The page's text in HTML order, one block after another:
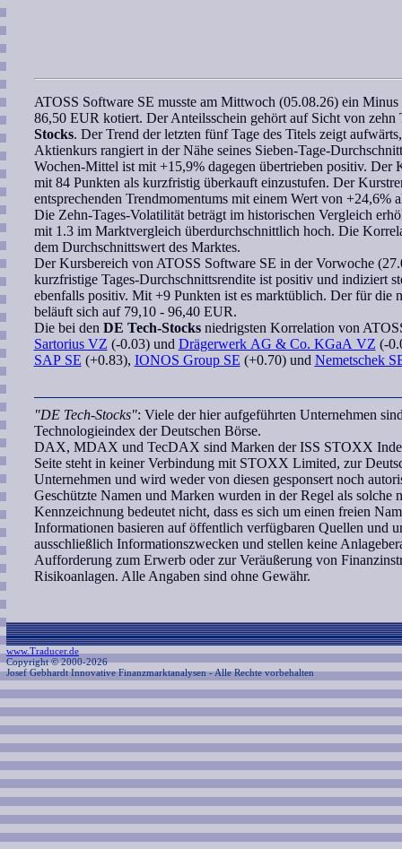
ATOSS Software SE musste am Mittwoch (05.08.26) ein
86,50 EUR kotiert. Der Anteilsschein gehört auf Sicht von
Stocks. Der Trend der letzten fünf Tage des Titels zeigt
Aktienkurs rangiert in der Nähe seines Sieben-Tage-
Wochen-Mittel ist mit +15,9% dagegen übertrieben positiv. Der
mit 84 Punkten als kurzfristig überkauft einzustufen. Der
entsprechenden Trendmomentumsmit einem Wert von +24,6%
Die Zehn-Tages-Volatilität beträgt im historischen Vergleich
mit 1.3 im Marktvergleich überdurchschnittlich hoch. Die
dem Durchschnittswert des Marktes.
Der Kursbereich von ATOSS Software SE in der Vorwoche
kurzfristige Tages-Durchschnittsrendite ist positiv und indiziert
ebenfalls positiv. Mit +9 Punkten ist es marktüblich. Der für die
beläuft sich auf 79,10 - 96,40 EUR.
Die bei den DE Tech-Stocksniedrigsten Korrelation von
Sartorius VZ (-0.03) und Drägerwerk AG & Co. KGaA VZ (-
SAP SE (+0.83), IONOS Group SE (+0.70) und Nemetschek
"DE Tech-Stocks": Viele der hier aufgeführten Unternehmen
Technologieindex der Deutschen Börse.
DAX, MDAX und TecDAX sind Marken der ISS STOXX
Seite steht in keiner Verbindung mit STOXX Limited, zur
Unternehmen und wird weder von diesen gesponsert noch
Geschützte Namen und Marken wurden in der Regel als solche
Kennzeichnung bedeutet nicht, dass es sich um einen freien
Informationen basieren auf öffentlich verfügbaren Quellen und
ausschließlich Informationszwecken und stellen keine
Aufforderung zum Erwerb oder zur Veräußerung von
Risikoanlagen. Alle Angaben sind ohne Gewähr.
www.Traducer.de
Copyright © 2000-2026
Josef Gebhardt Innovative Finanzmarktanalysen - Alle Rechte vorbehalten